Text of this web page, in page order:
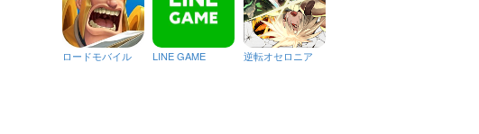
ロードモバイル LINE GAME 逆転オセロニア